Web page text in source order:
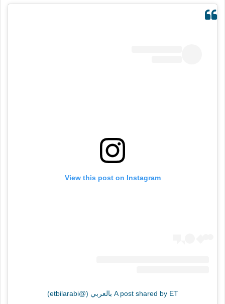
View this post on Instagram
A post shared by ET بالعربي (@etbilarabi)